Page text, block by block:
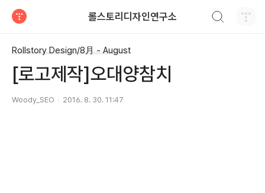
롤스토리디자인연구소
Rollstory Design/8月 - August
[로고제작]오대양참치
Woody_SEO 2016. 8. 30. 11:47